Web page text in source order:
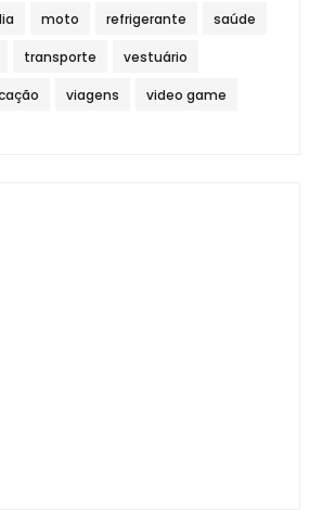
moto refrigerante saúde
transporte vestuário
viagens video game